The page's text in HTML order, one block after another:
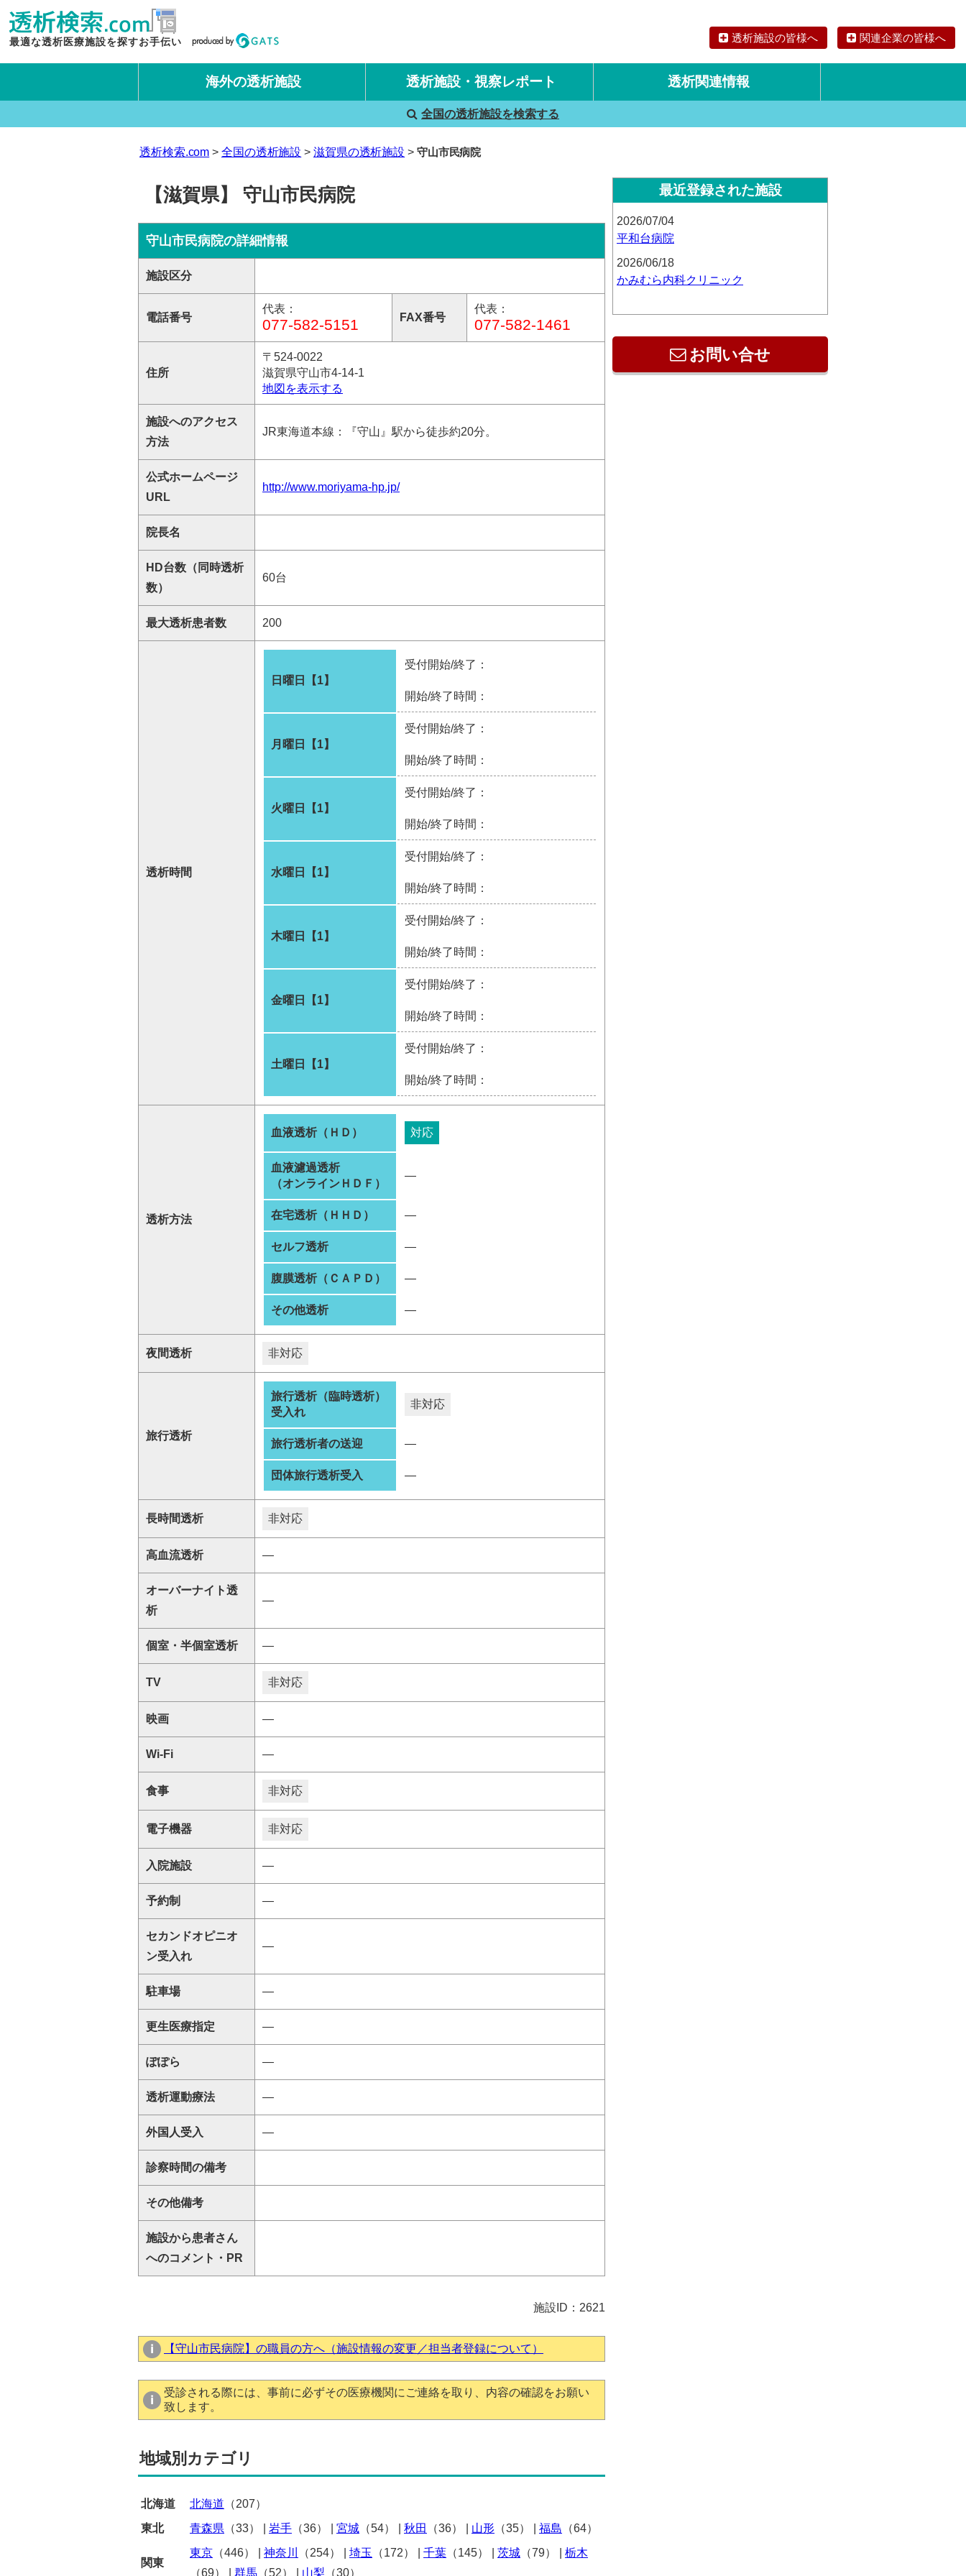
最適な透析医療施設を探すお手伝い 透析施設の皆様へ 関連企業の皆様へ
海外の透析施設 透析施設・視察レポート
国内旅行透析レポート
海外旅行透析レポート
透析関連情報
全国の透析施設を検索する
透析検索.com 全国の透析施設 滋賀県の透析施設 守山市民病院
【滋賀県】 守山市民病院
守山市民病院の詳細情報
施設区分
電話番号
代表：
077-582-5151 FAX番号
代表：
077-582-1461
住所
〒524-0022
滋賀県守山市4-14-1
地図を表示する
施設へのアクセス
方法
JR東海道本線：『守山』駅から徒歩約20分。
公式ホームページ
URL
http://www.moriyama-hp.jp/
院長名
HD台数（同時透析
数）
60台
最大透析患者数 200
透析時間
日曜日【1】
受付開始/終了：
開始/終了時間：
月曜日【1】
受付開始/終了：
開始/終了時間：
火曜日【1】
受付開始/終了：
開始/終了時間：
水曜日【1】
受付開始/終了：
開始/終了時間：
木曜日【1】
受付開始/終了：
開始/終了時間：
金曜日【1】
受付開始/終了：
開始/終了時間：
土曜日【1】
受付開始/終了：
開始/終了時間：
透析方法
血液透析（ＨＤ） 対応
血液濾過透析
（オンラインＨＤＦ）
―
在宅透析（ＨＨＤ） ―
セルフ透析 ―
腹膜透析（ＣＡＰＤ） ―
その他透析 ―
夜間透析 非対応
旅行透析
旅行透析（臨時透析）
受入れ
非対応
旅行透析者の送迎 ―
団体旅行透析受入 ―
長時間透析 非対応
高血流透析 ―
オーバーナイト透
析
―
個室・半個室透析 ―
TV 非対応
映画 ―
Wi-Fi ―
食事 非対応
電子機器 非対応
入院施設 ―
予約制 ―
セカンドオピニオ
ン受入れ
―
駐車場 ―
更生医療指定 ―
ぽぽら ―
透析運動療法 ―
外国人受入 ―
診察時間の備考
その他備考
施設から患者さん
へのコメント・PR
施設ID：2621
【守山市民病院】の職員の方へ（施設情報の変更／担当者登録について）
受診される際には、事前に必ずその医療機関にご連絡を取り、内容の確認をお願い
致します。
地域別カテゴリ
北海道 北海道 （207）
東北
青森県 （33） 岩手 （36） 宮城 （54） 秋田 （36） 山形 （35） 福島 （64）
関東
東京 （446） 神奈川 （254） 埼玉 （172） 千葉 （145） 茨城 （79）
栃木
（69）
群馬 （52） 山梨 （30）
最近登録された施設
2026/07/04
平和台病院
2026/06/18
かみむら内科クリニック
お問い合せ